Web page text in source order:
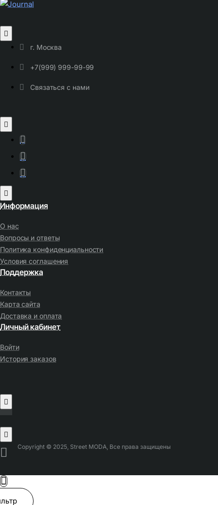
г. Москва
+7(999) 999-99-99
Связаться с нами
Информация
О нас
Вопросы и ответы
Политика конфиденциальности
Условия соглашения
Поддержка
Контакты
Карта сайта
Доставка и оплата
Личный кабинет
Войти
История заказов
Copyright © 2025, Street MODA, Все права защищены